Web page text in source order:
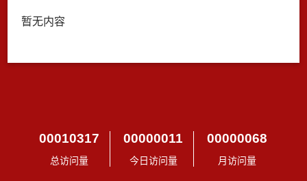
暂无内容
00010317
总访问量
00000011
今日访问量
00000068
月访问量